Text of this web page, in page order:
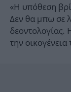
«Η υπόθεση
Δεν θα μπω σε
δεοντολογίας.
την